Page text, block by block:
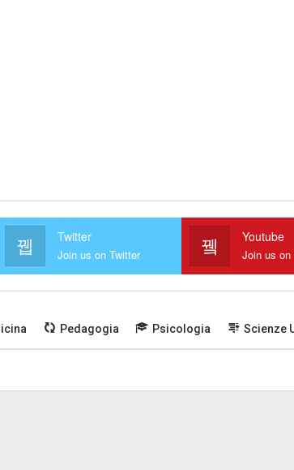
CIVILE E SOCIALE
Twitter
Join us on Twitter
Youtube
Join us on
Pedagogia Psicologia Scienze